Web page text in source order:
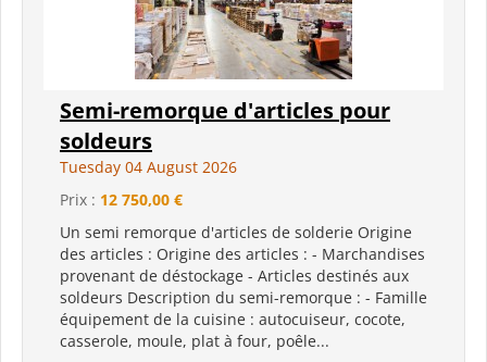
Semi-remorque d'articles pour
soldeurs
Tuesday 04 August 2026
Prix : 12 750,00 €
Un semi remorque d'articles de solderie Origine
des articles : Origine des articles : - Marchandises
provenant de déstockage - Articles destinés aux
soldeurs Description du semi-remorque : - Famille
équipement de la cuisine : autocuiseur, cocote,
casserole, moule, plat à four, poêle...